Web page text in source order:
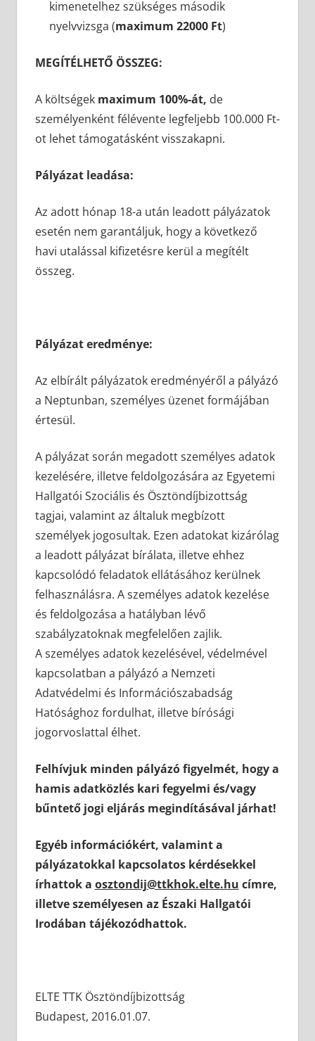
kimenetelhez szükséges második
nyelvvizsga (maximum 22000 Ft)
MEGÍTÉLHETŐ ÖSSZEG:
A költségek maximum 100%-át, de
személyenként félévente legfeljebb 100.000 Ft-
ot lehet támogatásként visszakapni.
Pályázat leadása:
Az adott hónap 18-a után leadott pályázatok
esetén nem garantáljuk, hogy a következő
havi utalással kifizetésre kerül a megítélt
összeg.
Pályázat eredménye:
Az elbírált pályázatok eredményéről a pályázó
a Neptunban, személyes üzenet formájában
értesül.
A pályázat során megadott személyes adatok
kezelésére, illetve feldolgozására az Egyetemi
Hallgatói Szociális és Ösztöndíjbizottság
tagjai, valamint az általuk megbízott
személyek jogosultak. Ezen adatokat kizárólag
a leadott pályázat bírálata, illetve ehhez
kapcsolódó feladatok ellátásához kerülnek
felhasználásra. A személyes adatok kezelése
és feldolgozása a hatályban lévő
szabályzatoknak megfelelően zajlik.
A személyes adatok kezelésével, védelmével
kapcsolatban a pályázó a Nemzeti
Adatvédelmi és Információszabadság
Hatósághoz fordulhat, illetve bírósági
jogorvoslattal élhet.
Felhívjuk minden pályázó figyelmét, hogy a
hamis adatközlés kari fegyelmi és/vagy
bűntető jogi eljárás megindításával járhat!
Egyéb információkért, valamint a
pályázatokkal kapcsolatos kérdésekkel
írhattok a osztondij@ttkhok.elte.hu címre,
illetve személyesen az Északi Hallgatói
Irodában tájékozódhattok.
ELTE TTK Ösztöndíjbizottság
Budapest, 2016.01.07.